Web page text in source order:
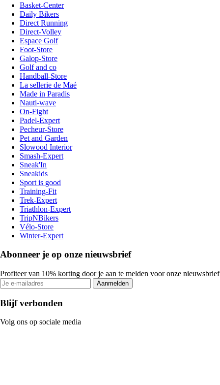
Basket-Center
Daily Bikers
Direct Running
Direct-Volley
Espace Golf
Foot-Store
Galop-Store
Golf and co
Handball-Store
La sellerie de Maé
Made in Paradis
Nauti-wave
On-Fight
Padel-Expert
Pecheur-Store
Pet and Garden
Slowood Interior
Smash-Expert
Sneak'In
Sneakids
Sport is good
Training-Fit
Trek-Expert
Triathlon-Expert
TripNBikers
Vélo-Store
Winter-Expert
Abonneer je op onze nieuwsbrief
Profiteer van 10% korting door je aan te melden voor onze nieuwsbrief
Aanmelden
Blijf verbonden
Volg ons op sociale media